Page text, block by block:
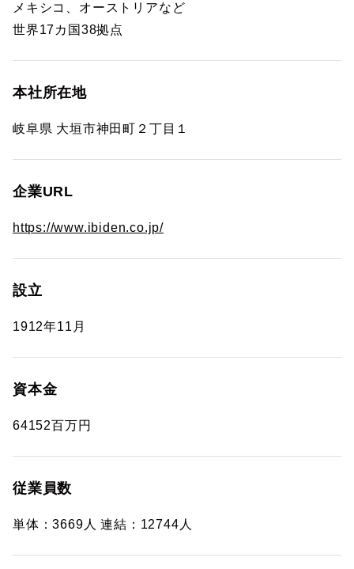
メキシコ、オーストリアなど
世界17カ国38拠点
本社所在地
岐阜県 大垣市神田町２丁目１
企業URL
https://www.ibiden.co.jp/
設立
1912年11月
資本金
64152百万円
従業員数
単体：3669人 連結：12744人